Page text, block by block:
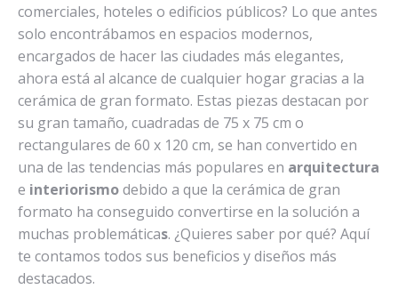
comerciales, hoteles o edificios públicos? Lo que antes
solo encontrábamos en espacios modernos,
encargados de hacer las ciudades más elegantes,
ahora está al alcance de cualquier hogar gracias a la
cerámica de gran formato. Estas piezas destacan por
su gran tamaño, cuadradas de 75 x 75 cm o
rectangulares de 60 x 120 cm, se han convertido en
una de las tendencias más populares en arquitectura
e interiorismodebido a que la cerámica de gran
formato ha conseguido convertirse en la solución a
muchas problemáticas. ¿Quieres saber por qué? Aquí
te contamos todos sus beneficios y diseños más
destacados.